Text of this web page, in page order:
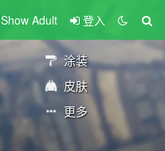
Show Adult 登入
涂装
皮肤
更多